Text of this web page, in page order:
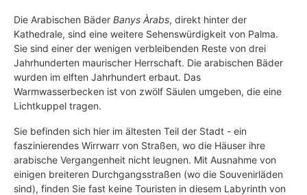
Die Arabischen Bäder Banys Àrabs, direkt hinter der
Kathedrale, sind eine weitere Sehenswürdigkeit von Palma.
Sie sind einer der wenigen verbleibenden Reste von drei
Jahrhunderten maurischer Herrschaft. Die arabischen Bäder
wurden im elften Jahrhundert erbaut. Das
Warmwasserbecken ist von zwölf Säulen umgeben, die eine
Lichtkuppel tragen.
Sie befinden sich hier im ältesten Teil der Stadt - ein
faszinierendes Wirrwarr von Straßen, wo die Häuser ihre
arabische Vergangenheit nicht leugnen. Mit Ausnahme von
einigen breiteren Durchgangsstraßen (wo die Souvenirläden
sind), finden Sie fast keine Touristen in diesem Labyrinth von